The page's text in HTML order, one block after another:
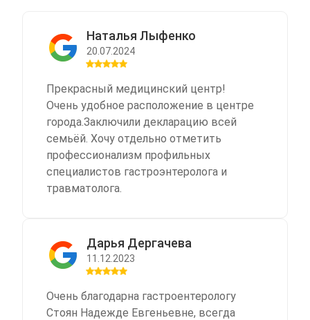
Наталья Лыфенко
20.07.2024
Прекрасный медицинский центр!
Очень удобное расположение в центре
города.Заключили декларацию всей
семьёй. Хочу отдельно отметить
профессионализм профильных
специалистов гастроэнтеролога и
травматолога.
Дарья Дергачева
11.12.2023
Очень благодарна гастроентерологу
Стоян Надежде Евгеньевне, всегда